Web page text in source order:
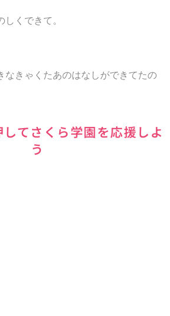
くできて。
なきゃくたあのはなしができてたの
てさくら学園を応援しよ
う